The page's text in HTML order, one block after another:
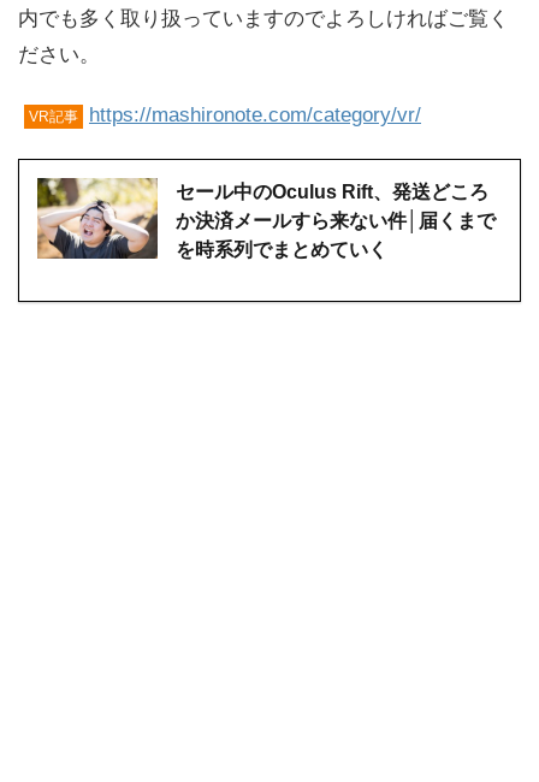
内でも多く取り扱っていますのでよろしければご覧く
ださい。
VR記事 https://mashironote.com/category/vr/
セール中のOculus Rift、発送どころ
か決済メールすら来ない件│届くまで
を時系列でまとめていく